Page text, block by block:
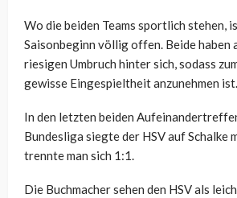
Wo die beiden Teams sportlich stehen,
Saisonbeginn völlig offen. Beide haben
riesigen Umbruch hinter sich, sodass
gewisse Eingespieltheit anzunehmen ist.
In den letzten beiden
Bundesliga siegte der HSV auf Schalke
trennte man sich 1:1.
Die Buchmacher sehen den HSV als